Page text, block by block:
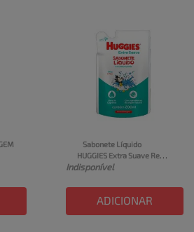
Sabonete Líquido
HUGGIES Extra Suave Refil
200ml
Indisponível
ADICIONAR